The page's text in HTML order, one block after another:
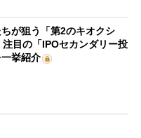
ちが狙う「第2のキオクシ
注目の「IPOセカンダリー投
挙紹介